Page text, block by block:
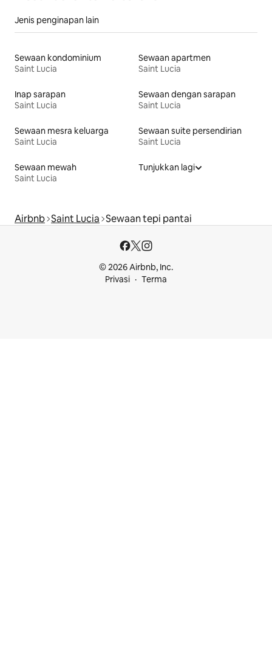
Jenis penginapan lain
Sewaan kondominium
Saint Lucia
Sewaan apartmen
Saint Lucia
Inap sarapan
Saint Lucia
Sewaan dengan sarapan
Saint Lucia
Sewaan mesra keluarga
Saint Lucia
Sewaan suite persendirian
Saint Lucia
Sewaan mewah
Saint Lucia
Tunjukkan lagi
Airbnb Saint Lucia Sewaan tepi pantai
© 2026 Airbnb, Inc.
Privasi
Terma